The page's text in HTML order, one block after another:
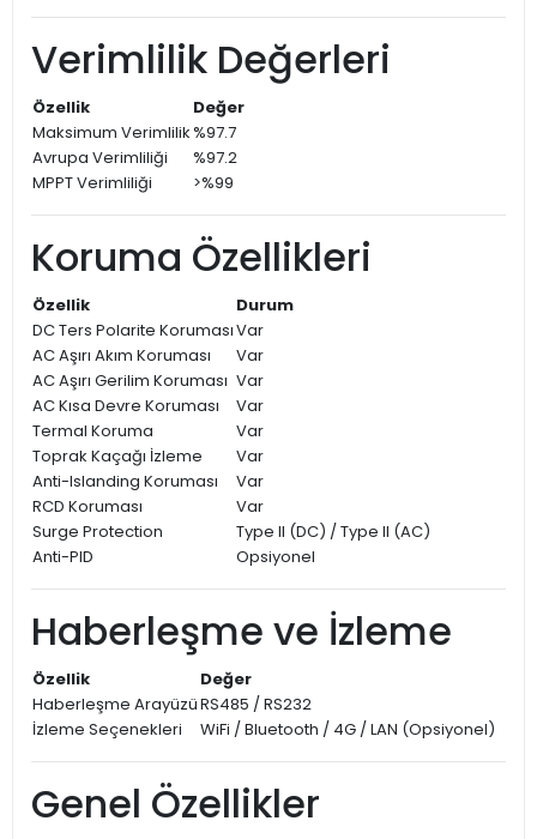
Verimlilik Değerleri
Özellik
Değer
Maksimum Verimlilik %97.7
Avrupa Verimliliği
%97.2
MPPT Verimliliği
>%99
Koruma Özellikleri
Özellik
Durum
DC Ters Polarite KorumasıVar
AC Aşırı Akım Koruması
Var
AC Aşırı Gerilim Koruması Var
AC Kısa Devre Koruması
Var
Termal Koruma
Var
Toprak Kaçağı İzleme
Var
Anti-Islanding Koruması
Var
RCD Koruması
Var
Surge Protection
Type II (DC) / Type II (AC)
Anti-PID
Opsiyonel
Haberleşme ve İzleme
Özellik
Değer
Haberleşme ArayüzüRS485 / RS232
İzleme Seçenekleri
WiFi / Bluetooth / 4G / LAN (Opsiyonel)
Genel Özellikler